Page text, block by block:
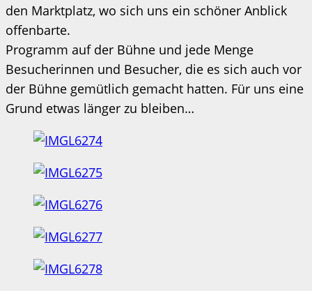
den Marktplatz, wo sich uns ein schöner Anblick
offenbarte.
Programm auf der Bühne und jede Menge
Besucherinnen und Besucher, die es sich auch vor
der Bühne gemütlich gemacht hatten. Für uns eine
Grund etwas länger zu bleiben…